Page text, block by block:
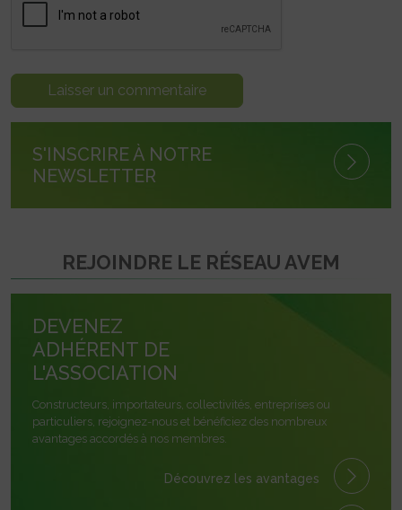
S'INSCRIRE À NOTRE
NEWSLETTER
REJOINDRE LE RÉSEAU AVEM
DEVENEZ
ADHÉRENT DE
L'ASSOCIATION
Constructeurs, importateurs, collectivités, entreprises ou
particuliers, rejoignez-nous et bénéficiez des nombreux
avantages accordés à nos membres.
Découvrez les avantages